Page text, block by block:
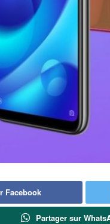
Facebook
Partager sur